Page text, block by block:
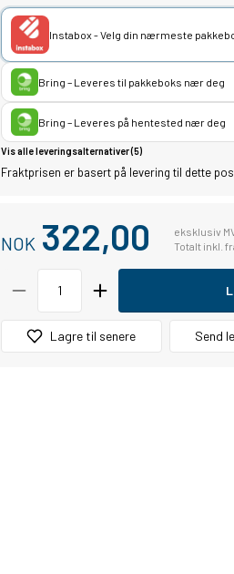
Instabox - Velg din nærmeste
Bring – Leveres til pakkeboks nær deg
Bring – Leveres på hentested nær deg
Vis alle leveringsalternativer (5)
Fraktprisen er basert på levering til dette
NOK 322,00
eksklusiv
Totalt inkl.
Lagre til senere Send